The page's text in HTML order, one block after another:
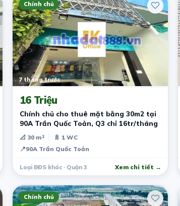
Chính chủ
7 tháng trước
16 Triệu
Chính chủ cho thuê mặt bằng 30m2 tại
90A Trần Quốc Toản, Q3 chỉ 16tr/tháng
📐 30 m²
🚿 1 WC
📍90A Trần Quốc Toản
Loại BĐS khác · Quận 3 Xem chi tiết →
Chính chủ